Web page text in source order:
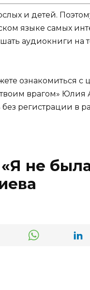
и детей.
языке самых
аудиокниги на
ознакомиться с
врагом» Юлия
регистрации в
«Я не